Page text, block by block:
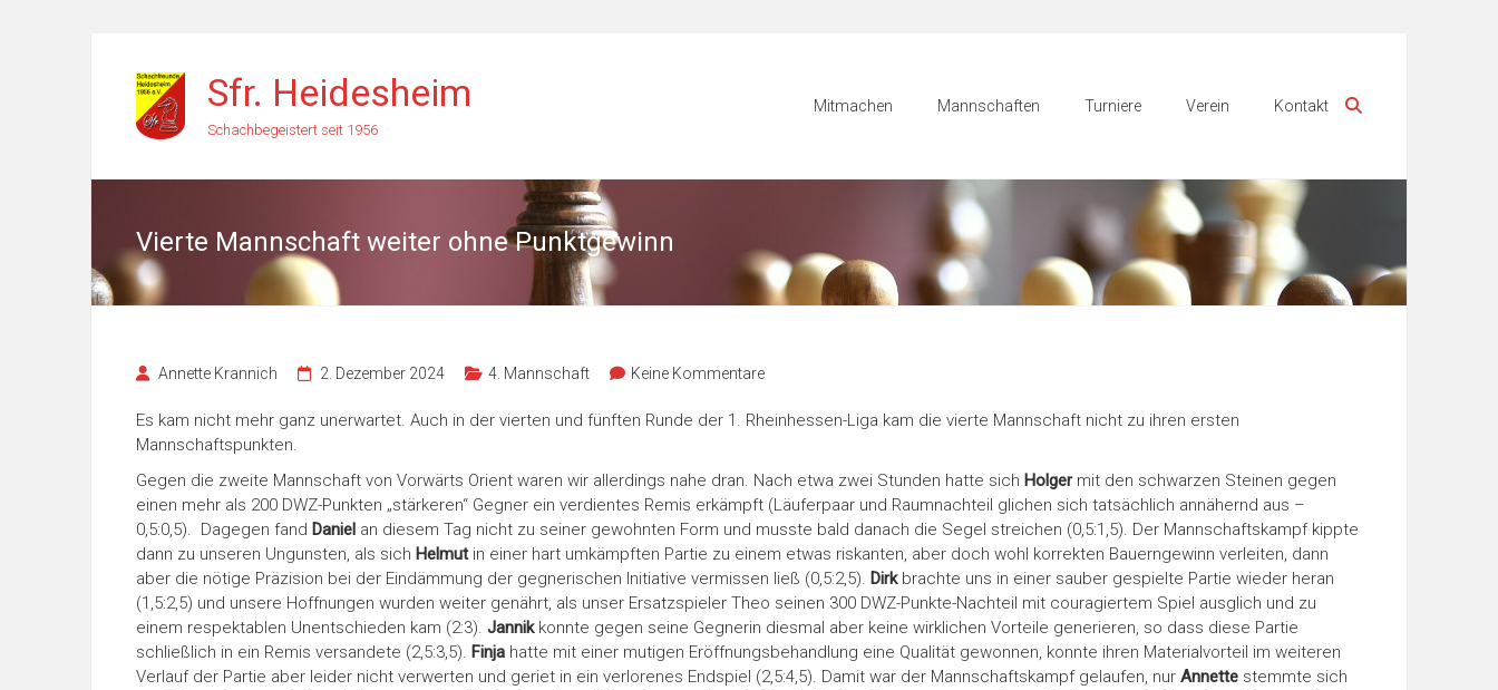
springen
Sfr. Heidesheim
Schachbegeistert seit 1956
Mitmachen Mannschaften Turniere Verein Kontakt
Vierte Mannschaft weiter ohne Punktgewinn
Annette Krannich 2. Dezember 2024 4. Mannschaft Keine Kommentare
Es kam nicht mehr ganz unerwartet. Auch in der vierten und fünften Runde der 1. Rheinhessen-Liga kam die vierte Mannschaft nicht zu ihren ersten
Mannschaftspunkten.
Gegen die zweite Mannschaft von Vorwärts Orient waren wir allerdings nahe dran. Nach etwa zwei Stunden hatte sich Holgermit den schwarzen Steinen gegen
einen mehr als 200 DWZ-Punkten „stärkeren“ Gegner ein verdientes Remis erkämpft (Läuferpaar und Raumnachteil glichen sich tatsächlich annähernd aus –
0,5:0,5). Dagegen fand Daniel an diesem Tag nicht zu seiner gewohnten Form und musste bald danach die Segel streichen (0,5:1,5). Der Mannschaftskampf kippte
dann zu unseren Ungunsten, als sich Helmutin einer hart umkämpften Partie zu einem etwas riskanten, aber doch wohl korrekten Bauerngewinn verleiten, dann
aber die nötige Präzision bei der Eindämmung der gegnerischen Initiative vermissen ließ (0,5:2,5). Dirk brachte uns in einer sauber gespielte Partie wieder heran
(1,5:2,5) und unsere Hoffnungen wurden weiter genährt, als unser Ersatzspieler Theo seinen 300 DWZ-Punkte-Nachteil mit couragiertem Spiel ausglich und zu
einem respektablen Unentschieden kam (2:3). Jannikkonnte gegen seine Gegnerin diesmal aber keine wirklichen Vorteile generieren, so dass diese Partie
schließlich in ein Remis versandete (2,5:3,5). Finja hatte mit einer mutigen Eröffnungsbehandlung eine Qualität gewonnen, konnte ihren Materialvorteil im weiteren
Verlauf der Partie aber leider nicht verwerten und geriet in ein verlorenes Endspiel (2,5:4,5). Damit war der Mannschaftskampf gelaufen, nur Annette stemmte sich